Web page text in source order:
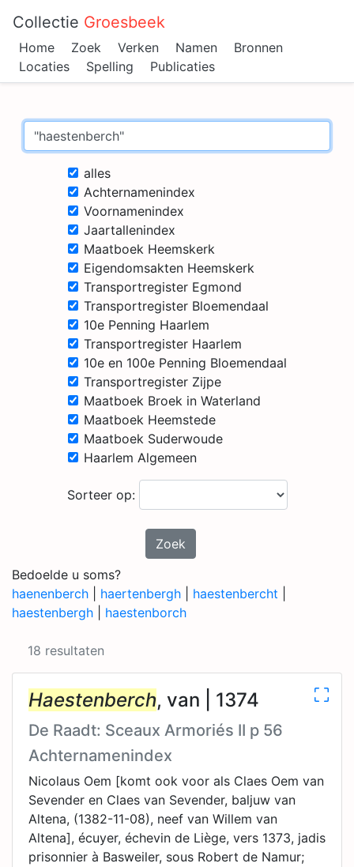
Collectie Groesbeek
Home Zoek Verken Namen
Bronnen
Locaties
Spelling Publicaties
alles
Achternamenindex
Voornamenindex
Jaartallenindex
Maatboek Heemskerk
Eigendomsakten Heemskerk
Transportregister Egmond
Transportregister Bloemendaal
10e Penning Haarlem
Transportregister Haarlem
10e en 100e Penning Bloemendaal
Transportregister Zijpe
Maatboek Broek in Waterland
Maatboek Heemstede
Maatboek Suderwoude
Haarlem Algemeen
Sorteer op:
Zoek
Bedoelde u soms?
haenenberch
haertenbergh haestenbercht
haestenbergh
haestenborch
18 resultaten
Haestenberch, van | 1374
De Raadt: Sceaux Armoriés II p 56
Achternamenindex
Nicolaus Oem [komt ook voor als Claes Oem van
Sevender en Claes van Sevender, baljuw van
Altena, (1382-11-08), neef van Willem van
Altena], écuyer, échevin de Liège, vers 1373, jadis
prisonnier à Basweiler, sous Robert de Namur;